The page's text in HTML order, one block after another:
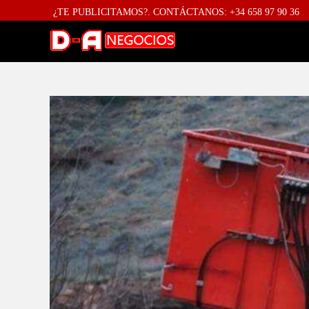
Directorio Anuncios:Publicidad y redacción profesional para
promociona tu empresa de manera efectiva.
¿TE PUBLICITAMOS?. CONTÁCTANOS: +34 658 97 90 36